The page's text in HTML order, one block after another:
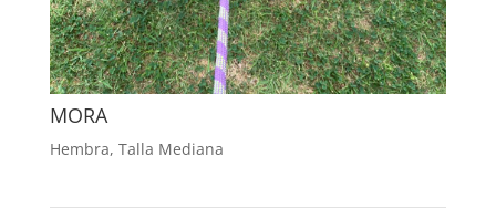
MORA
Hembra, Talla Mediana